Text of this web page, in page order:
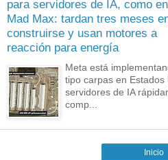
para servidores de IA, como en
Mad Max: tardan tres meses
construirse y usan motores a
reacción para energía
Meta está
tipo carpas en
servidores de IA
comp...
Inicio